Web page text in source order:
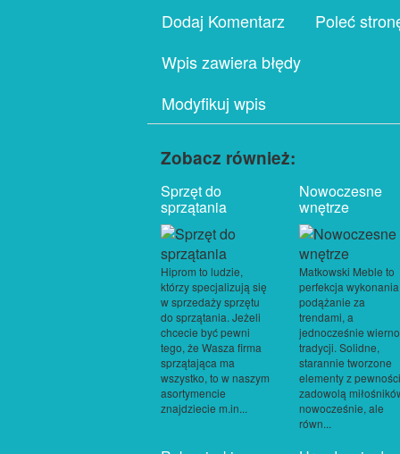
Dodaj Komentarz
Poleć
Wpis zawiera błędy
Modyfikuj wpis
Zobacz również:
Sprzęt do
sprzątania
Hiprom to ludzie,
którzy specjalizują się
w sprzedaży sprzętu
do sprzątania. Jeżeli
chcecie być pewni
tego, że Wasza firma
sprzątająca ma
wszystko, to w naszym
asortymencie
znajdziecie m.in...
Nowoczesne
wnętrze
Matkowski Meble to
perfekcja
podążanie za
trendami, a
jednocześnie
tradycji. Solidne,
starannie tworzone
elementy z
zadowolą
nowocześnie, ale
równ...